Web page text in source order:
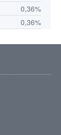
0,36%
0,36%